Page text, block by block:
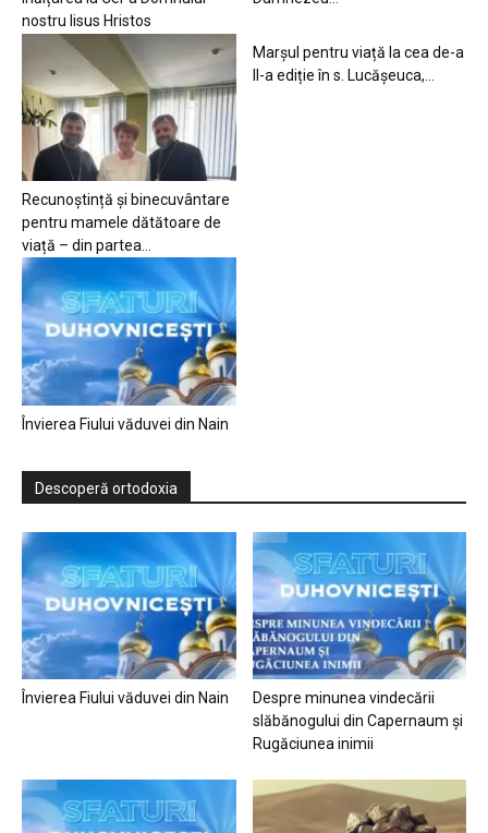
nostru Iisus Hristos
Recunoștință și binecuvântare
pentru mamele dătătoare de
viață – din partea...
Marșul pentru viață la cea de-a
II-a ediție în s. Lucășeuca,...
Învierea Fiului văduvei din Nain
Descoperă ortodoxia
Învierea Fiului văduvei din Nain
Despre minunea vindecării
slăbănogului din Capernaum și
Rugăciunea inimii